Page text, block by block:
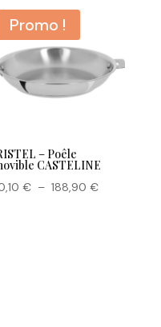
Promo !
– Poêle
CASTELINE
€ – 188,90€Plage